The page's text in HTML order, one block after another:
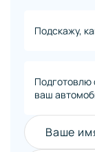
Подскажу,
Подготовлю
ваш
Ваше